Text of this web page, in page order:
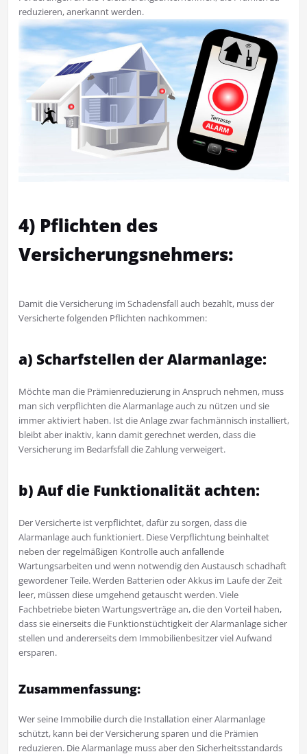
reduzieren, anerkannt werden.
4) Pflichten des
Versicherungsnehmers:
Damit die Versicherung im Schadensfall auch bezahlt, muss der
Versicherte folgenden Pflichten nachkommen:
a) Scharfstellen der Alarmanlage:
Möchte man die Prämienreduzierung in Anspruch nehmen, muss
man sich verpflichten die Alarmanlage auch zu nützen und sie
immer aktiviert haben. Ist die Anlage zwar fachmännisch installiert,
bleibt aber inaktiv, kann damit gerechnet werden, dass die
Versicherung im Bedarfsfall die Zahlung verweigert.
b) Auf die Funktionalität achten:
Der Versicherte ist verpflichtet, dafür zu sorgen, dass die
Alarmanlage auch funktioniert. Diese Verpflichtung beinhaltet
neben der regelmäßigen Kontrolle auch anfallende
Wartungsarbeiten und wenn notwendig den Austausch schadhaft
gewordener Teile. Werden Batterien oder Akkus im Laufe der Zeit
leer, müssen diese umgehend getauscht werden. Viele
Fachbetriebe bieten Wartungsverträge an, die den Vorteil haben,
dass sie einerseits die Funktionstüchtigkeit der Alarmanlage sicher
stellen und andererseits dem Immobilienbesitzer viel Aufwand
ersparen.
Zusammenfassung:
Wer seine Immobilie durch die Installation einer Alarmanlage
schützt, kann bei der Versicherung sparen und die Prämien
reduzieren. Die Alarmanlage muss aber den Sicherheitsstandards